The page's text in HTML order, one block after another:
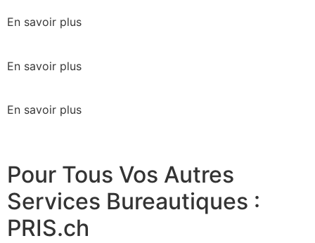
En savoir plus
En savoir plus
En savoir plus
Pour Tous Vos Autres
Services Bureautiques :
PRIS.ch